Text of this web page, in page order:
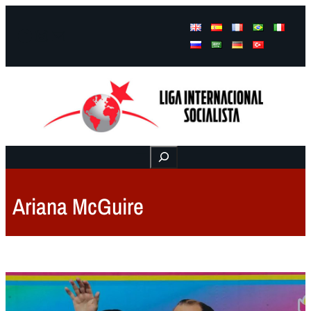
Buscar
Ariana McGuire